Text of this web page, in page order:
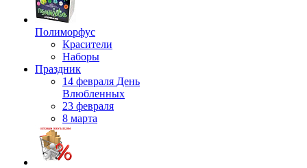
Полиморфус
Красители
Наборы
Праздник
14 февраля День
Влюбленных
23 февраля
8 марта